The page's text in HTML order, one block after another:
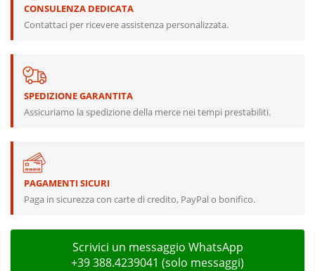
CONSULENZA DEDICATA
Contattaci per ricevere assistenza personalizzata.
SPEDIZIONE GARANTITA
Assicuriamo la spedizione della merce nei tempi prestabiliti.
PAGAMENTI SICURI
Paga in sicurezza con carte di credito, PayPal o bonifico.
Scrivici un messaggio WhatsApp
+39 388.4239041 (solo messaggi)